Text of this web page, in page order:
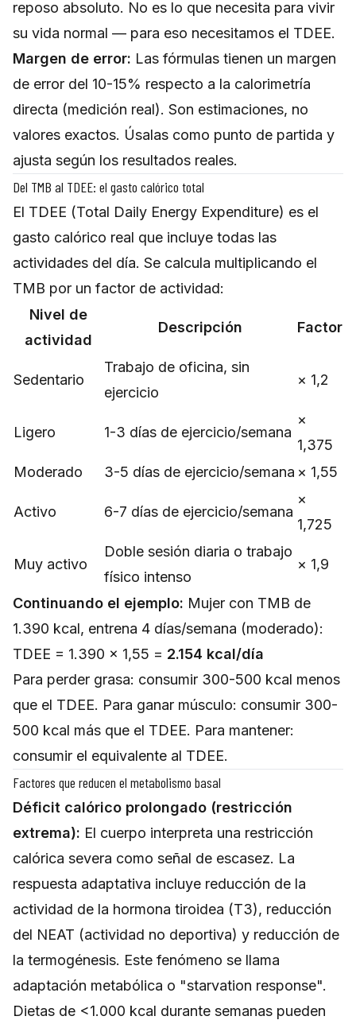
reposo absoluto. No es lo que necesita para vivir
su vida normal — para eso necesitamos el TDEE.
Margen de error: Las fórmulas tienen un margen
de error del 10-15% respecto a la calorimetría
directa (medición real). Son estimaciones, no
valores exactos. Úsalas como punto de partida y
ajusta según los resultados reales.
Del TMB al TDEE: el gasto calórico total
El TDEE (Total Daily Energy Expenditure) es el
gasto calórico real que incluye todas las
actividades del día. Se calcula multiplicando el
TMB por un factor de actividad:
Nivel de
actividad
Descripción Factor
Sedentario
Trabajo de oficina, sin
ejercicio
× 1,2
Ligero 1-3 días de ejercicio/semana
×
1,375
Moderado
3-5 días de ejercicio/semana × 1,55
Activo 6-7 días de ejercicio/semana
×
1,725
Muy activo
Doble sesión diaria o trabajo
físico intenso
× 1,9
Continuando el ejemplo: Mujer con TMB de
1.390 kcal, entrena 4 días/semana (moderado):
TDEE = 1.390 × 1,55 = 2.154 kcal/día
Para perder grasa: consumir 300-500 kcal menos
que el TDEE. Para ganar músculo: consumir 300-
500 kcal más que el TDEE. Para mantener:
consumir el equivalente al TDEE.
Factores que reducen el metabolismo basal
Déficit calórico prolongado (restricción
extrema): El cuerpo interpreta una restricción
calórica severa como señal de escasez. La
respuesta adaptativa incluye reducción de la
actividad de la hormona tiroidea (T3), reducción
del NEAT (actividad no deportiva) y reducción de
la termogénesis. Este fenómeno se llama
adaptación metabólica o "starvation response".
Dietas de <1.000 kcal durante semanas pueden